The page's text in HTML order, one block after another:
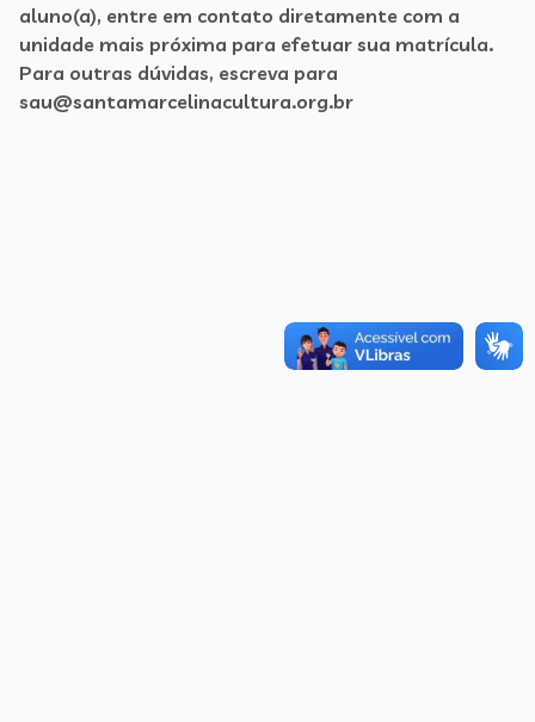
aluno(a), entre em contato diretamente com a
unidade mais próxima para efetuar sua matrícula.
Para outras dúvidas, escreva para
sau@santamarcelinacultura.org.br